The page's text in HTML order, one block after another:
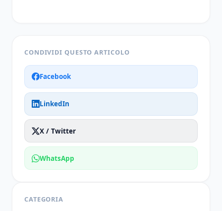
CONDIVIDI QUESTO ARTICOLO
Facebook
LinkedIn
X / Twitter
WhatsApp
CATEGORIA